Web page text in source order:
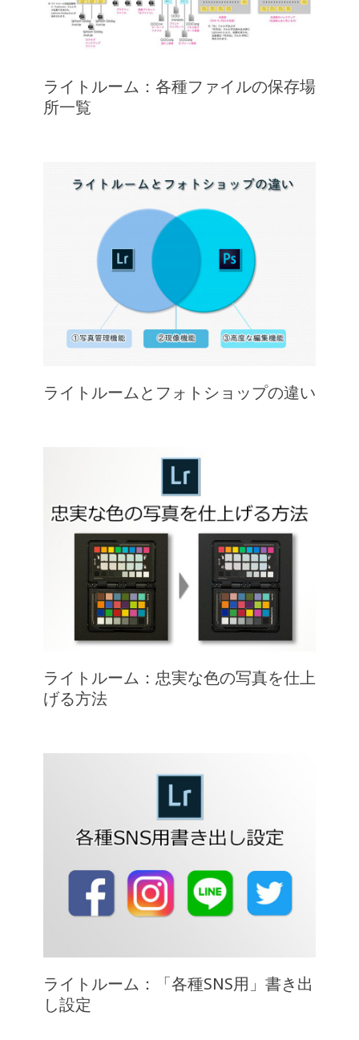
ライトルーム：各種ファイルの保存場
所一覧
ライトルームとフォトショップの違い
ライトルーム：忠実な色の写真を仕上
げる方法
ライトルーム：「各種SNS用」書き出
し設定